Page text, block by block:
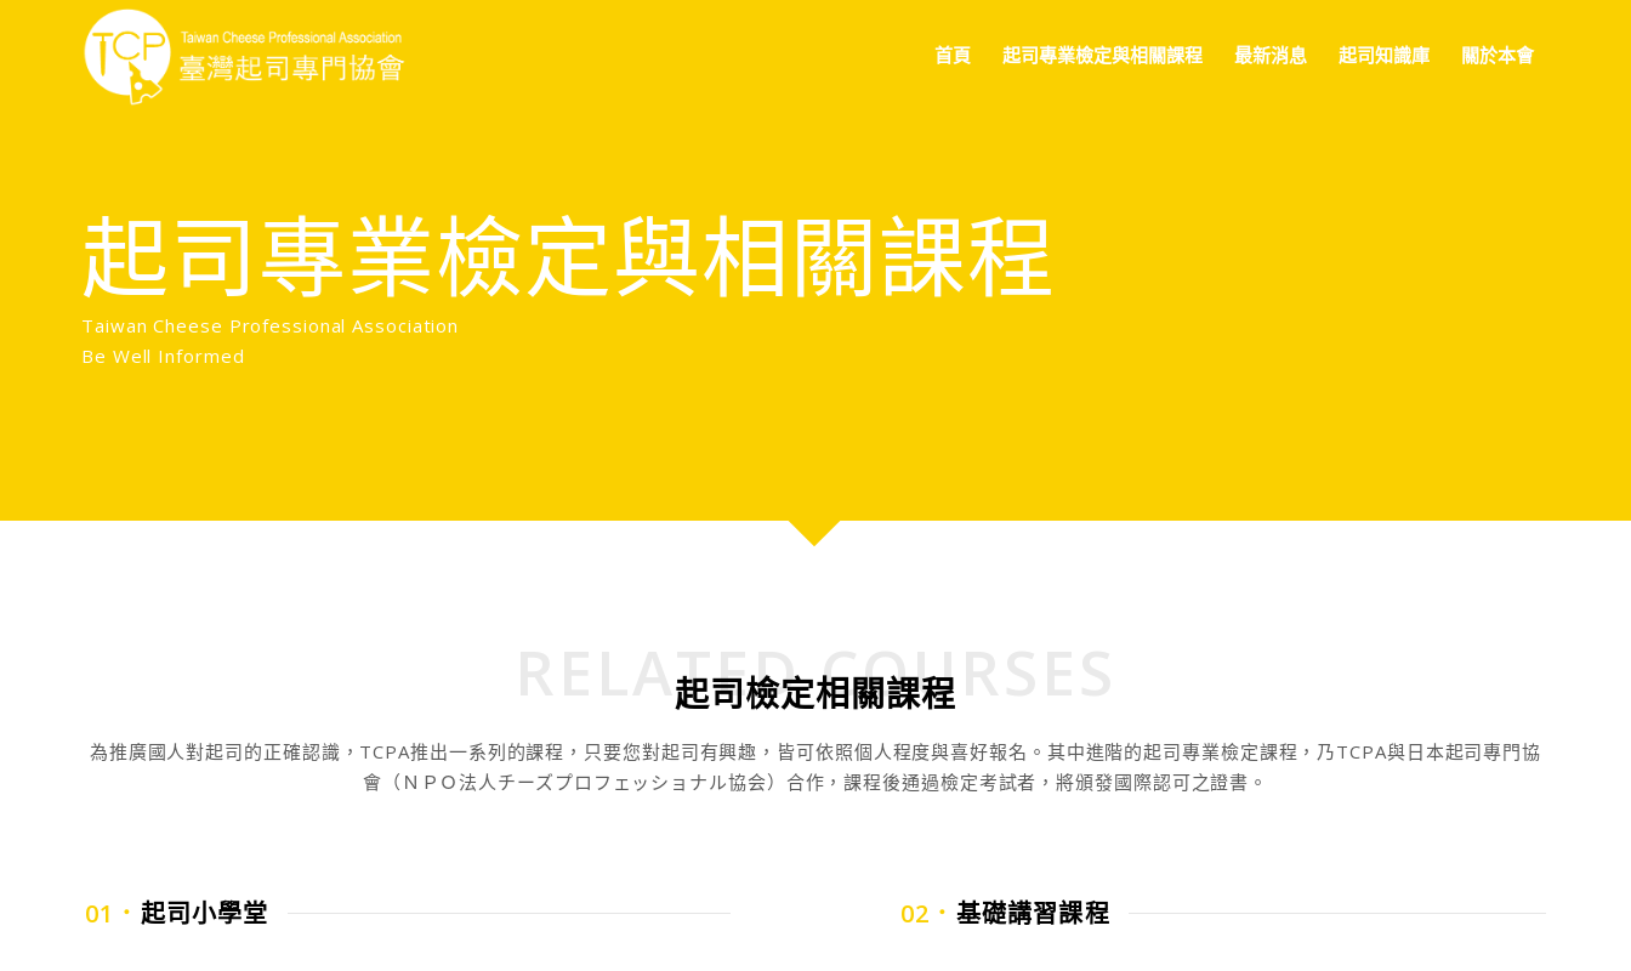
首頁 起司專業檢定與相關課程 最新消息 起司知識庫 關於本會
起司專業檢定與相關課程
Taiwan Cheese Professional Association
Be Well Informed
RELATED COURSES
起司檢定相關課程
為推廣國人對起司的正確認識，TCPA推出一系列的課程，只要您對起司有興趣，皆可依照個人程度與喜好報名。其中進階的起司專業檢定課程，乃TCPA與日本起司專門協
會（ＮＰＯ法人チーズプロフェッショナル協会）合作，課程後通過檢定考試者，將頒發國際認可之證書。
01． 起司小學堂 02． 基礎講習課程